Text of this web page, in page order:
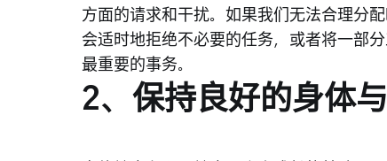
方面的请求和干扰。如果我们无法合理分
会适时地拒绝不必要的任务，或者将一部
最重要的事务。
2、保持良好的身体